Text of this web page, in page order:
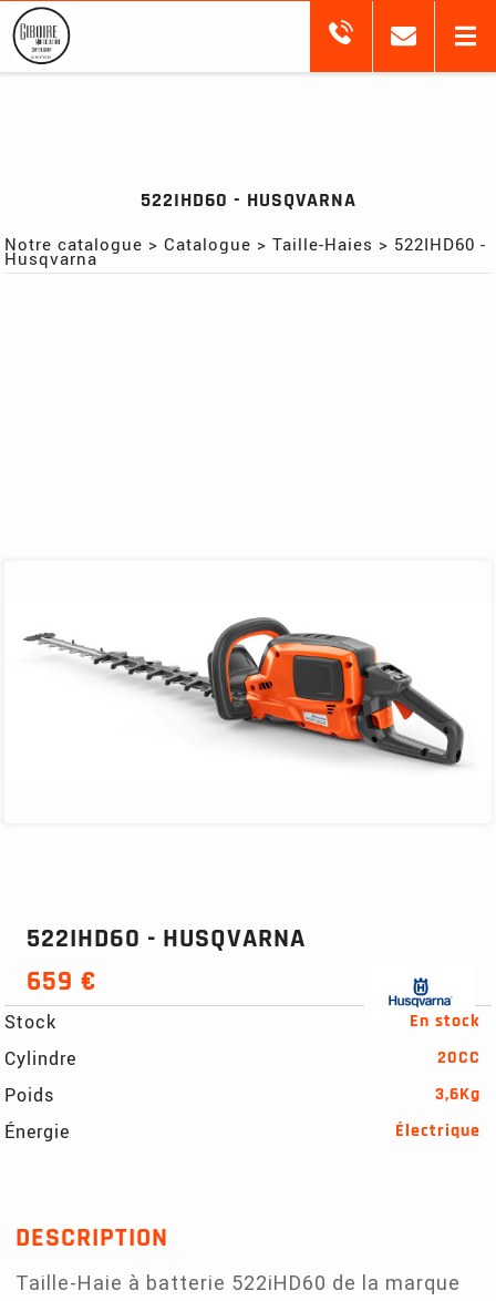
522IHD60 - HUSQVARNA
Notre catalogue >Catalogue >Taille-Haies > 522IHD60 -
Husqvarna
522IHD60 - HUSQVARNA
659 €
Stock
En stock
Cylindre
20CC
Poids
3,6Kg
Énergie
Électrique
DESCRIPTION
Taille-Haie à batterie 522iHD60 de la marque